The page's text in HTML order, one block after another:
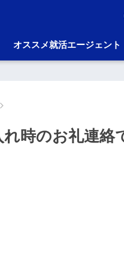
オススメ就活エージェント
時のお礼連絡